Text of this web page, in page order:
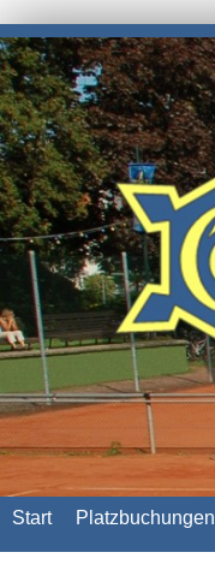
Start Platzbuchungen